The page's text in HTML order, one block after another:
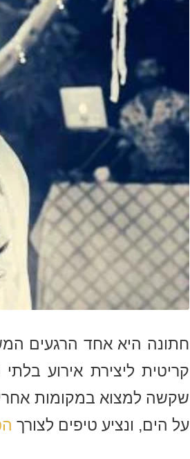
חתונה היא אחד הרגעים
קריטית ליצירת אירוע
שקשה למצוא במקומות
על הים, ונציע טיפים לצורך